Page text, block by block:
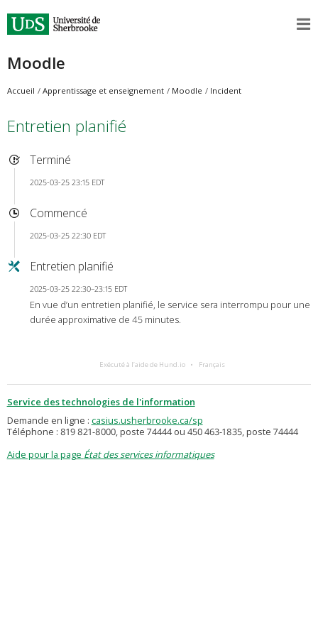
Moodle
Accueil Apprentissage et enseignement Moodle Incident
Entretien planifié
Terminé
2025-03-25 23:15 EDT
Commencé
2025-03-25 22:30 EDT
Entretien planifié
2025-03-25 22:30–23:15 EDT
En vue d’un entretien planifié, le service sera interrompu pour une
durée approximative de 45 minutes.
Exécuté à l’aide de Hund.io Français
Service des technologies de l'information
Demande en ligne : casius.usherbrooke.ca/sp
Téléphone : 819 821-8000, poste 74444 ou 450 463-1835, poste 74444
Aide pour la page État des services informatiques